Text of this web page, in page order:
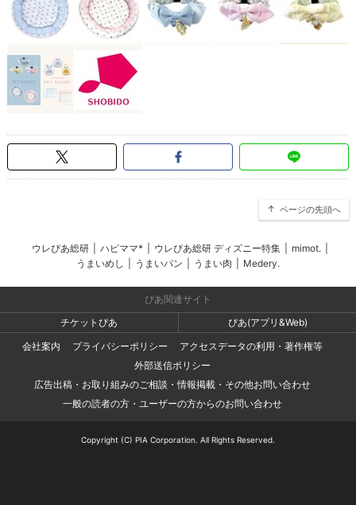
ページの先頭へ
ウレぴあ総研 ハピママ* ウレぴあ総研 ディズニー特集 mimot.
うまいめし
うまいパン うまい肉 Medery.
ぴあ関連サイト
チケットぴあ
ぴあ(アプリ&Web)
会社案内
プライバシーポリシー
アクセスデータの利用・著作権等
外部送信ポリシー
広告出稿・お取り組みのご相談・情報掲載・その他お問い合わせ
一般の読者の方・ユーザーの方からのお問い合わせ
Copyright (C) PIA Corporation. All Rights Reserved.